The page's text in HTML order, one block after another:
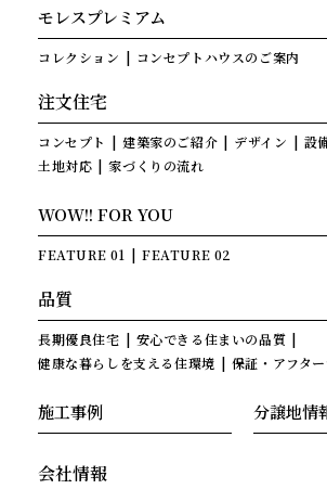
モレスプレミアム
コレクション コンセプトハウスのご案内
注文住宅
コンセプト 建築家のご紹介 デザイン
設
土地対応
家づくりの流れ
WOW!! FOR YOU
FEATURE 01 FEATURE 02
品質
長期優良住宅
安心できる住まいの品質
健康な暮らしを支える住環境
保証・アフタ
施工事例 分譲地情
会社情報